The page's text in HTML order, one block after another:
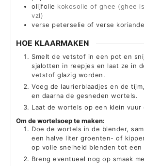
olijfolie kokosolie of ghee (ghee
vzl)
verse peterselie of verse
HOE KLAARMAKEN
Smelt de vetstof in een pot en
sjalotten in reepjes en laat ze in
vetstof glazig worden.
Voeg de laurierblaadjes en de
en daarna de gesneden wortels.
Laat de wortels op een klein vuur
Om de wortelsoep te maken:
Doe de wortels in de blender,
een halve liter groenten- of
op volle snelheid blenden tot een
Breng eventueel nog op smaak